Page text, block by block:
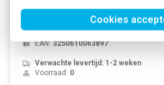
Cookies
596302
EAN:3250610063897
Verwachte levertijd: 1-2 weken
Voorraad: 0